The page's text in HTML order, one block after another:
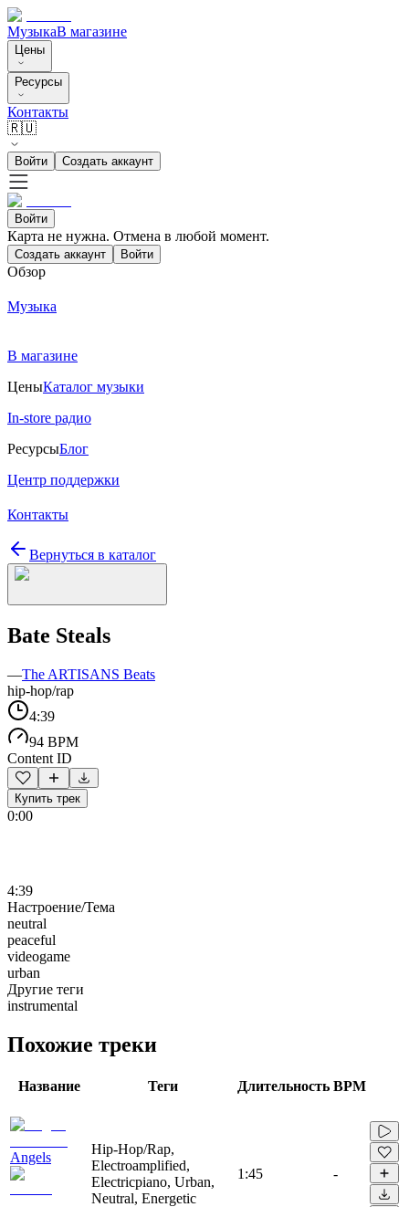
МузыкаВ магазине
Цены
Ресурсы
Контакты
🇷🇺
Войти Создать аккаунт
Войти
Карта не нужна. Отмена в любой момент.
Создать аккаунт Войти
Обзор
Музыка
В магазине
ЦеныКаталог музыки
In-store радио
РесурсыБлог
Центр поддержки
Контакты
Вернуться в каталог
Bate Steals
—The ARTISANS Beats
hip-hop/rap
4:39
94 BPM
Content ID
Купить трек
0:00
4:39
Настроение/Тема
neutral
peaceful
videogame
urban
Другие теги
instrumental
Похожие треки
Название Теги Длительность BPM
Angels
Hip-Hop/Rap,
Electroamplified,
Electricpiano, Urban,
Neutral, Energetic
1:45 -